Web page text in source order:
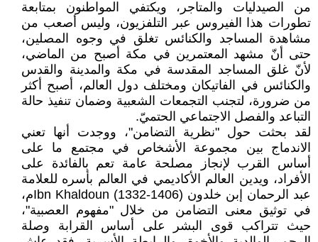
من الصيدليات والمتاجر، ويكتفي المواطنون بمتابعة
تطورات هذا الفيروس عبر التلفزيون، وليس أصعب من
مشاهدة المساجد والكنائس تغلق في وجوه المصلين،
حتى أنّ مشهد المعتمرين في مكة أصبح من الماضي،
لأنّ غلق المساجد المقدسة في مكة والمدينة والقدس
والكنائس في الفاتيكان ومختلف دول العالم، أصبح أكثر
من ضرورة، لتجنب التجمعات الشعبية وضمان تنفيذ حالة
التباعد والفصل الاجتماعي الحتميّ.
لقد بحثت حول "نظرية التضامن"، ووجدت أنها تعني
الاندماج بين مجموعة الأشخاص في مجتمع ما على
أساس القرب لإنجاز مصلحة عامة تعم بالفائدة على
الأفراد، ويدين العالم الأكاديمي في العالم بأسره للعلامة
عبد الرحمان إبن خلدون Ibn Khaldoun (1332-1406)م،
في توثيق معنى التضامن من خلال "مفهوم العصبية"،
حيث تتراكب قوى البشر على أساس القرابة وصلة